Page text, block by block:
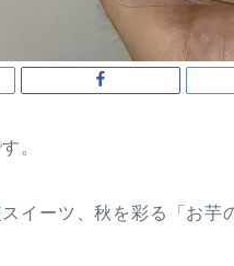
。
イーツ、秋を彩る「お